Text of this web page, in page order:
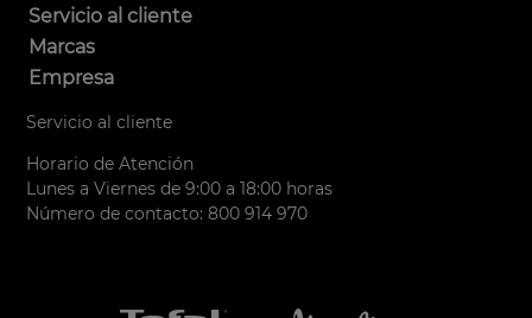
Servicio al cliente
Marcas
Empresa
Servicio al cliente
Horario de Atención
Lunes a Viernes de 9:00 a 18:00 horas
Número de contacto: 800 914 970